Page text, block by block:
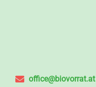
office@biovorrat.at